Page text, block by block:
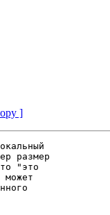
]
размер
"это
может